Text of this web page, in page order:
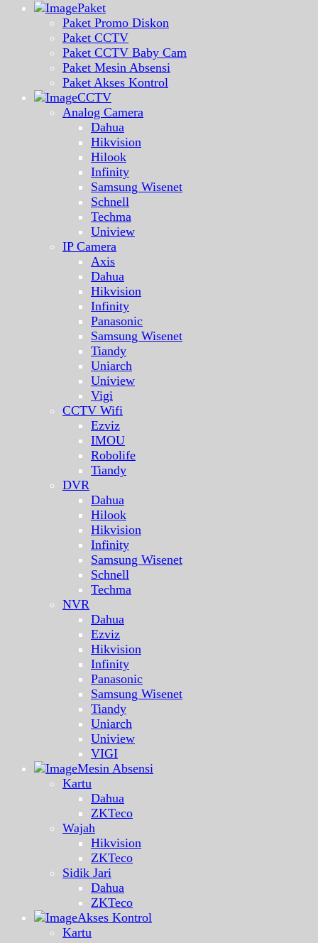
Paket
Paket Promo Diskon
Paket CCTV
Paket CCTV Baby Cam
Paket Mesin Absensi
Paket Akses Kontrol
CCTV
Analog Camera
Dahua
Hikvision
Hilook
Infinity
Samsung Wisenet
Schnell
Techma
Uniview
IP Camera
Axis
Dahua
Hikvision
Infinity
Panasonic
Samsung Wisenet
Tiandy
Uniarch
Uniview
Vigi
CCTV Wifi
Ezviz
IMOU
Robolife
Tiandy
DVR
Dahua
Hilook
Hikvision
Infinity
Samsung Wisenet
Schnell
Techma
NVR
Dahua
Ezviz
Hikvision
Infinity
Panasonic
Samsung Wisenet
Tiandy
Uniarch
Uniview
VIGI
Mesin Absensi
Kartu
Dahua
ZKTeco
Wajah
Hikvision
ZKTeco
Sidik Jari
Dahua
ZKTeco
Akses Kontrol
Kartu